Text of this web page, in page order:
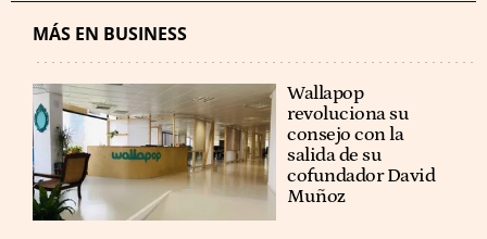
MÁS EN BUSINESS
Wallapop
revoluciona su
consejo con la
salida de su
cofundador David
Muñoz